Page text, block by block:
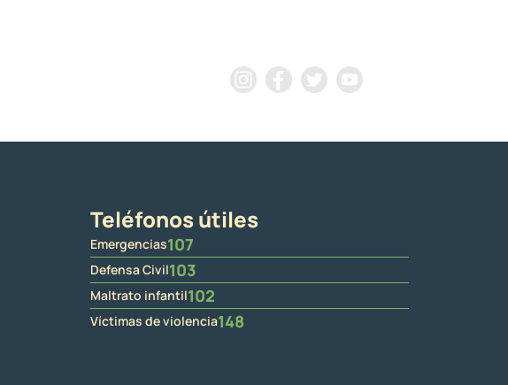
Teléfonos útiles
Emergencias107
Defensa Civil103
Maltrato infantil102
Víctimas de violencia148